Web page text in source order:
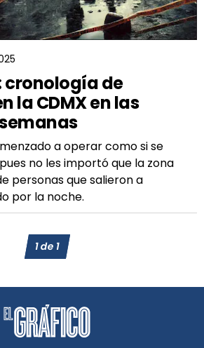
cronología de
la CDMX en las
a operar como si se
no les importó que la zona
personas que salieron a
por la noche.
1de1